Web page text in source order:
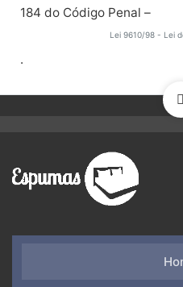
184 do Código Penal –
Lei 9610/98 - Lei
.